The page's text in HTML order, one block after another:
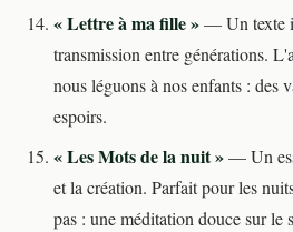
« Lettre à ma fille »— Un texte
transmission entre générations.
nous léguons à nos enfants : des
espoirs.
« Les Mots de la nuit »— Un
et la création. Parfait pour les
pas : une méditation douce sur le